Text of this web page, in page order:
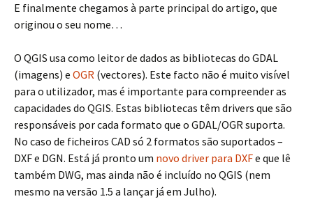
E finalmente chegamos à parte principal do artigo, que
originou o seu nome…
O QGIS usa como leitor de dados as bibliotecas do GDAL
(imagens) e OGR (vectores). Este facto não é muito visível
para o utilizador, mas é importante para compreender as
capacidades do QGIS. Estas bibliotecas têm drivers que são
responsáveis por cada formato que o GDAL/OGR suporta.
No caso de ficheiros CAD só 2 formatos são suportados –
DXF e DGN. Está já pronto um novo driver para DXFe que lê
também DWG, mas ainda não é incluído no QGIS (nem
mesmo na versão 1.5 a lançar já em Julho).